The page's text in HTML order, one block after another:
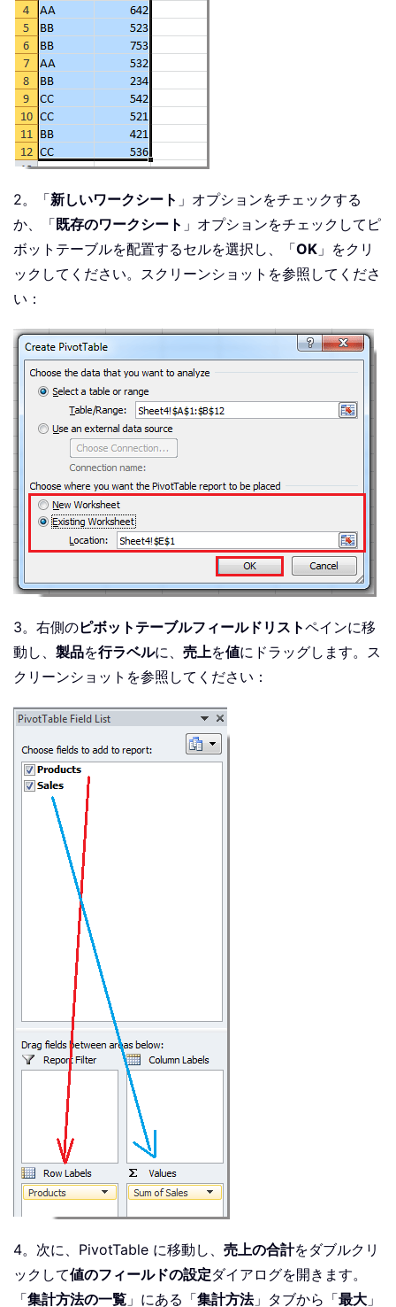
2。「新しいワークシート 」オプションをチェックする
か、「既存のワークシート 」オプションをチェックしてピ
ボットテーブルを配置するセルを選択し、「OK 」をクリ
ックしてください。スクリーンショットを参照してくださ
い：
3。右側のピボットテーブルフィールドリストペインに移
動し、 製品を行ラベルに、 売上を値にドラッグします。ス
クリーンショットを参照してください：
4。次に、PivotTable に移動し、 売上の合計をダブルクリ
ックして値のフィールドの設定ダイアログを開きます。
「集計方法の一覧 」にある「集計方法」タブから「最大 」